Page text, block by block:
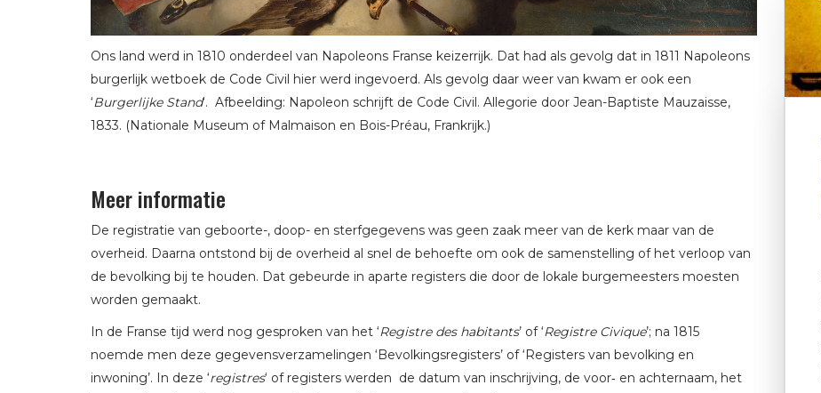
Ons land werd in 1810 onderdeel van Napoleons Franse keizerrijk. Dat had als gevolg dat in 1811 Napoleons
burgerlijk wetboek de Code Civil hier werd ingevoerd. Als gevolg daar weer van kwam er ook een
‘Burgerlijke Stand‘. Afbeelding: Napoleon schrijft de Code Civil. Allegorie door Jean-Baptiste Mauzaisse,
1833. (Nationale Museum of Malmaison en Bois-Préau, Frankrijk.)
Meer informatie
De registratie van geboorte-, doop- en sterfgegevens was geen zaak meer van de kerk maar van de
overheid. Daarna ontstond bij de overheid al snel de behoefte om ook de samenstelling of het verloop van
de bevolking bij te houden. Dat gebeurde in aparte registers die door de lokale burgemeesters moesten
worden gemaakt.
In de Franse tijd werd nog gesproken van het ‘Registre des habitants’ of ‘Registre Civique’; na 1815
noemde men deze gegevensverzamelingen ‘Bevolkingsregisters’ of ‘Registers van bevolking en
inwoning’. In deze ‘registres‘ of registers werden de datum van inschrijving, de voor‑ en achternaam, het